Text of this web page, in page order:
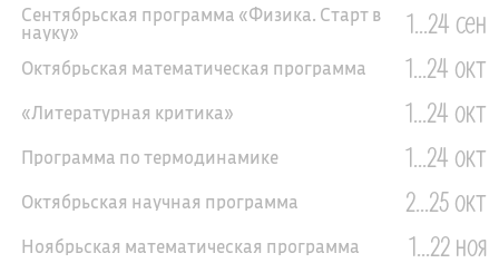
Сентябрьская программа «Физика. Старт в
науку» 1...24 сен
Октябрьская математическая программа 1...24 окт
«Литературная критика» 1...24 окт
Программа по термодинамике 1...24 окт
Октябрьская научная программа 2...25 окт
Ноябрьская математическая программа 1...22 ноя